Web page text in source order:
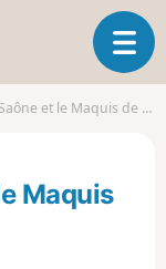
O
u
v
et le Maquis de Grandrupt
Maquis